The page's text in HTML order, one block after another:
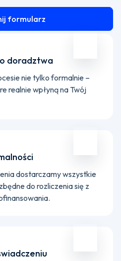
formularz
doradztwa
nie tylko formalnie –
realnie wpłyną na Twój
dostarczamy wszystkie
do rozliczenia się z